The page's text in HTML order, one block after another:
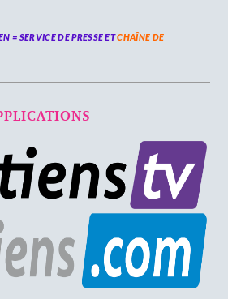
= SERVICE DE PRESSE ETCHAÎNE DE